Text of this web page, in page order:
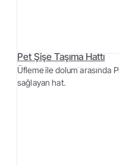
Pet Şişe Taşıma Hattı
Üfleme ile dolum arasında
sağlayan hat.